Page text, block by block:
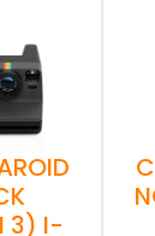
3) I-